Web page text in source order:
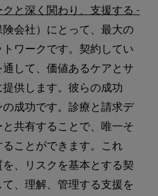
と深く関わり、支援する -
会社）にとって、最大の
ワークです。契約してい
して、価値あるケアとサ
供します。彼らの成功
成功です。診療と請求デ
共有することで、唯一そ
ことができます。これ
、リスクを基本とする契
、理解、管理する支援を